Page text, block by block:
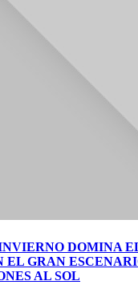
DOMINA
EL GRAN
AL SOL